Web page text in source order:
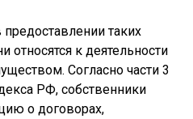
таких
относятся к деятельности
Согласно части 3
РФ, собственники
о договорах,